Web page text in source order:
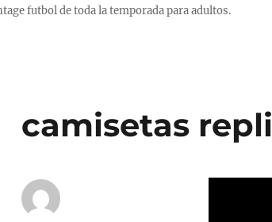
futbol de toda la temporada para adultos.
camisetas